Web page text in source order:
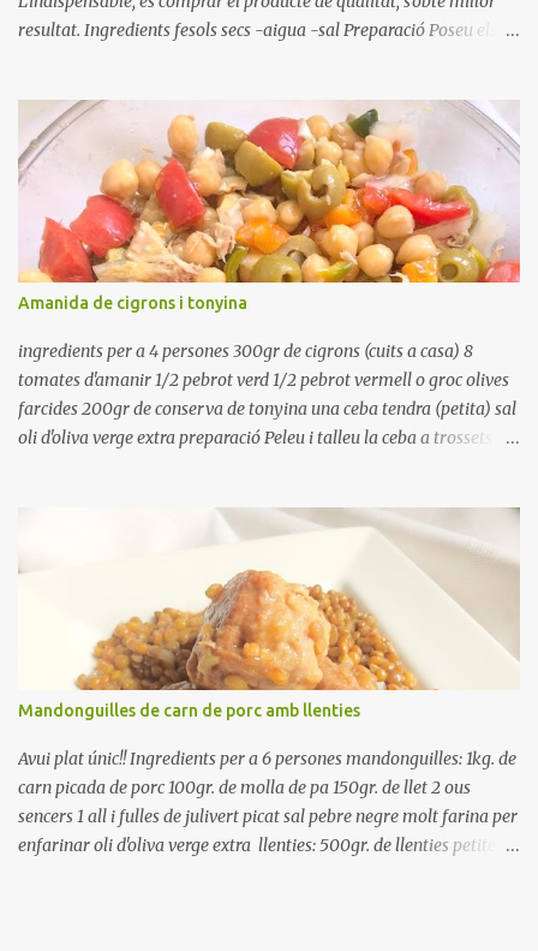
resultat. Ingredients fesols secs -aigua -sal Preparació Poseu els
quan arrenca el bull, canvieu l'aigua bullint, per aigua freda,
repetiu dues o tres vegades, abaixeu el foc i atureu la ebullició, dues
o tres vegades afegint aigua freda, han de coure a foc baix, quasi
be, sense bullir i sempre sempre, amb l'olla tapada, entre 1 hora i 1
hora i mitja. Saleu 10 minuts abans de retirar del foc. Heu de veure
vosaltres el moment en que ja estan cuites. Anotacions Deixeu
refredar en la mateixa olla. El caldo de coure els fesols, es pot
utilitzar per una crema o sopa. Ingredientes judias -agua -sal
Preparación Ponga las judías a r...
Amanida de cigrons i tonyina
ingredients per a 4 persones 300gr de cigrons (cuits a casa) 8
tomates d'amanir 1/2 pebrot verd 1/2 pebrot vermell o groc olives
farcides 200gr de conserva de tonyina una ceba tendra (petita) sal
oli d'oliva verge extra preparació Peleu i talleu la ceba a trossets i
Renteu les tomates i talleu-les a octaus. Talleu les olives a
rodanxes. Una hora abans de portar a la taula, poseu els cigrons,
ben escorreguts, en un bol, amb la resta d'ingredients: les tomates,
el pebrot, la ceba, (escorreguda), les olives i la tonyina esmicolada.
Amaniu amb sal i oli... bon profit!!
Mandonguilles de carn de porc amb llenties
Avui plat únic!! Ingredients per a 6 persones mandonguilles: 1kg. de
carn picada de porc 100gr. de molla de pa 150gr. de llet 2 ous
sencers 1 all i fulles de julivert picat sal pebre negre molt farina per
enfarinar oli d'oliva verge extra llenties: 500gr. de llenties petites